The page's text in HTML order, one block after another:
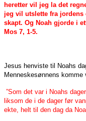
heretter vil jeg la det
jeg vil utslette fra jordens
skapt. Og Noah gjorde i
Mos 7, 1-5.
Jesus henviste til Noahs
Menneskesønnens
”Som det var i Noahs
liksom de i de dager før
ekte, helt til den dag da